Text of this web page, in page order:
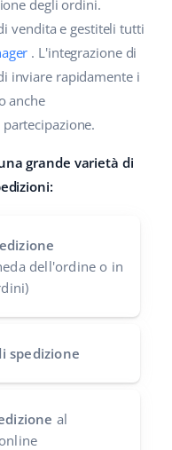
degli ordini.
vendita e gestiteli tutti
. L'integrazione di
inviare rapidamente i
anche
grande varietà di
dell'ordine o in
spedizione
al